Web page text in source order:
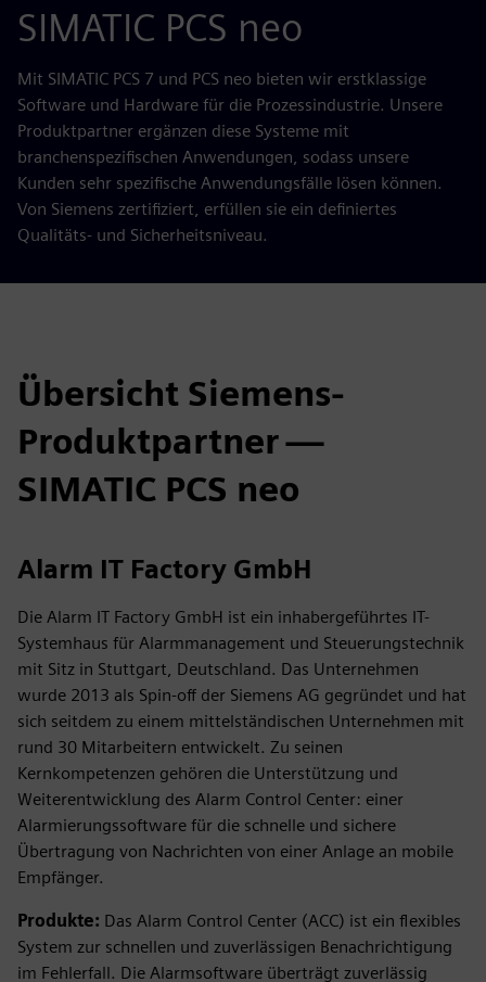
SIMATIC PCS neo
Mit SIMATIC PCS 7 und PCS neo bieten wir erstklassige
Software und Hardware für die Prozessindustrie. Unsere
Produktpartner ergänzen diese Systeme mit
branchenspezifischen Anwendungen, sodass unsere
Kunden sehr spezifische Anwendungsfälle lösen können.
Von Siemens zertifiziert, erfüllen sie ein definiertes
Qualitäts- und Sicherheitsniveau.
Übersicht Siemens-
Produktpartner —
SIMATIC PCS neo
Alarm IT Factory GmbH
Die Alarm IT Factory GmbH ist ein inhabergeführtes IT-
Systemhaus für Alarmmanagement und Steuerungstechnik
mit Sitz in Stuttgart, Deutschland. Das Unternehmen
wurde 2013 als Spin-off der Siemens AG gegründet und hat
sich seitdem zu einem mittelständischen Unternehmen mit
rund 30 Mitarbeitern entwickelt. Zu seinen
Kernkompetenzen gehören die Unterstützung und
Weiterentwicklung des Alarm Control Center: einer
Alarmierungssoftware für die schnelle und sichere
Übertragung von Nachrichten von einer Anlage an mobile
Empfänger.
Produkte: Das Alarm Control Center (ACC) ist ein flexibles
System zur schnellen und zuverlässigen Benachrichtigung
im Fehlerfall. Die Alarmsoftware überträgt zuverlässig